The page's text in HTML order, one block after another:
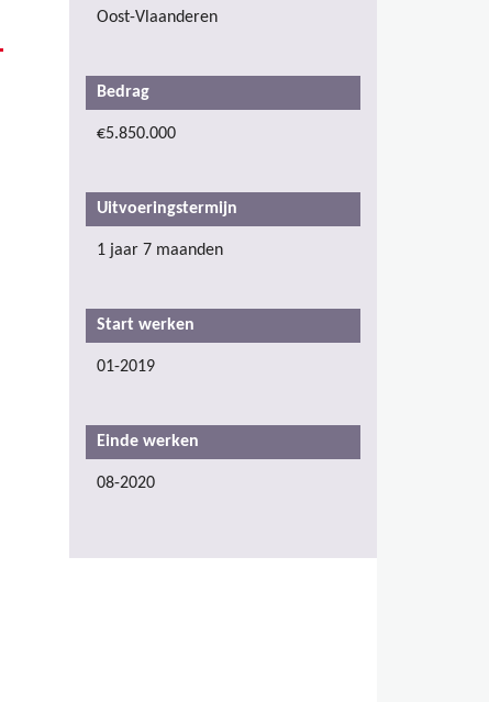
Oost-Vlaanderen
Bedrag
€5.850.000
Uitvoeringstermijn
1 jaar 7 maanden
Start werken
01-2019
Einde werken
08-2020